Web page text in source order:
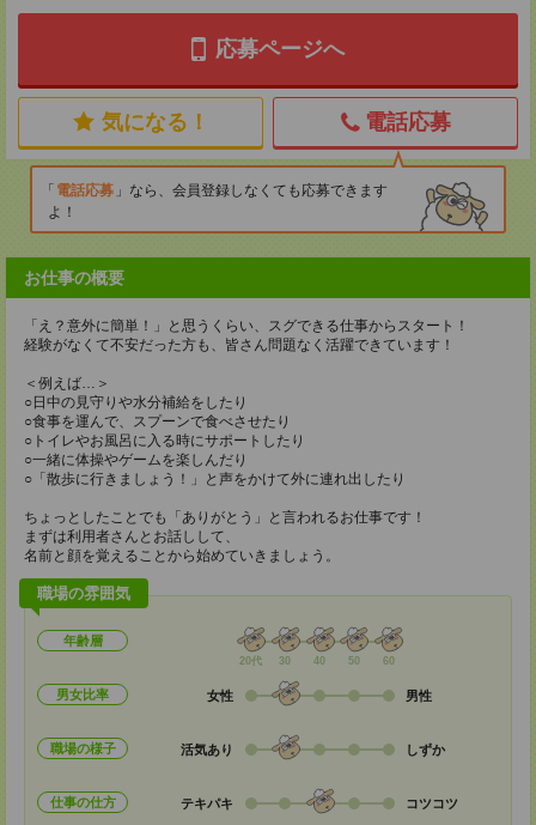
応募ページへ
気になる！ 電話応募
電話応募
なら、会員登録しなくても応募できます
よ！
お仕事の概要
「え？意外に簡単！」と思うくらい、スグできる仕事からスタート！
経験がなくて不安だった方も、皆さん問題なく活躍できています！
＜例えば…＞
○日中の見守りや水分補給をしたり
○食事を運んで、スプーンで食べさせたり
○トイレやお風呂に入る時にサポートしたり
○一緒に体操やゲームを楽しんだり
○「散歩に行きましょう！」と声をかけて外に連れ出したり
ちょっとしたことでも「ありがとう」と言われるお仕事です！
まずは利用者さんとお話しして、
名前と顔を覚えることから始めていきましょう。
職場の雰囲気
年齢層
20代 30 40 50 60
男女比率 女性 男性
職場の様子 活気あり しずか
仕事の仕方 テキパキ コツコツ